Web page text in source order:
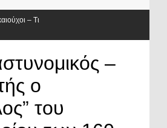
ο νόμος
–
ο
του